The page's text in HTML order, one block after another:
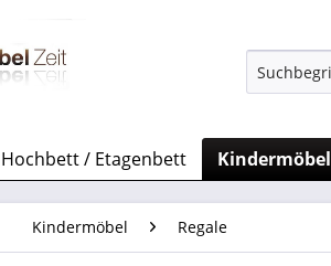
Hochbett / Etagenbett Kindermöbel
Kindermöbel Regale